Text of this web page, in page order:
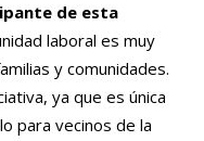
de esta
laboral es muy
y comunidades.
ya que es única
para vecinos de la